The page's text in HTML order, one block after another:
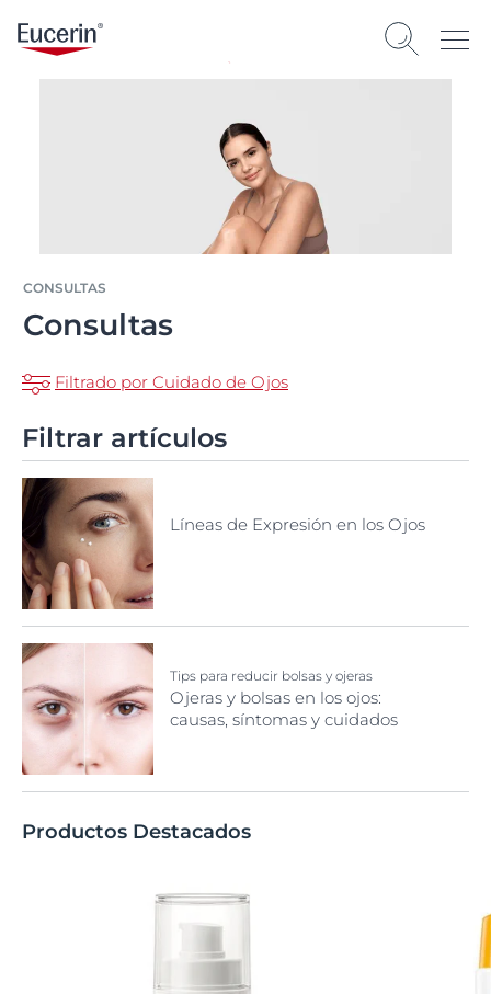
CONSULTAS
Consultas
Filtrado por Cuidado de Ojos
Filtrar artículos
Líneas de Expresión en los Ojos
Tips para reducir bolsas y ojeras
Ojeras y bolsas en los ojos:
causas, síntomas y cuidados
Productos Destacados